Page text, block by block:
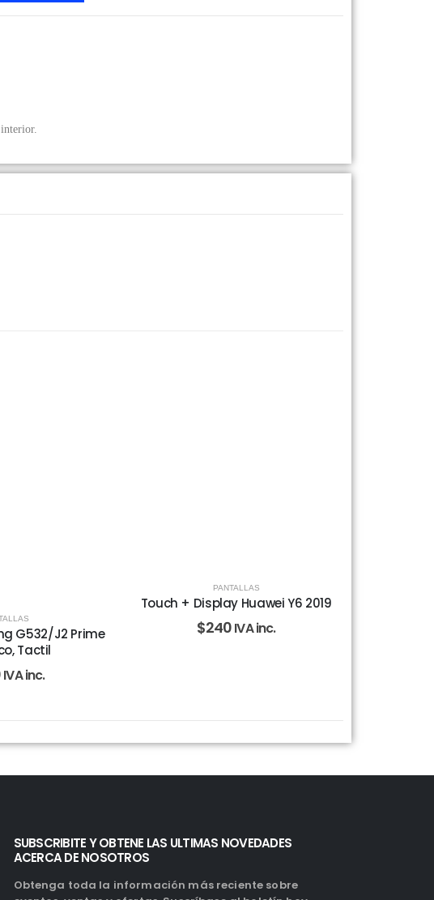
G532/J2 Prime
Tactil
IVA inc.
PANTALLAS
Touch + Display Huawei Y6 2019
$240IVA inc.
SUBSCRIBITE Y OBTENE LAS ULTIMAS NOVEDADES
ACERCA DE NOSOTROS
Obtenga toda la información más reciente sobre